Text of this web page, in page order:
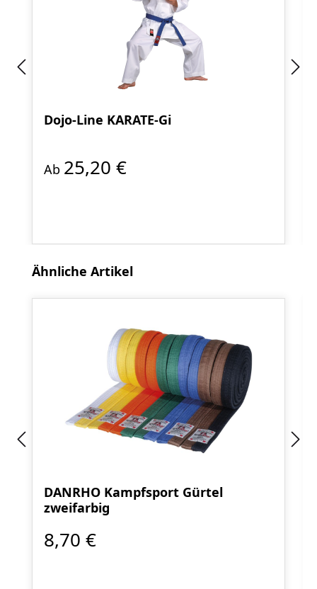
Dojo-Line KARATE-Gi
Ab 25,20 €
Produktgalerie überspringen
Ähnliche Artikel
DANRHO Kampfsport Gürtel
zweifarbig
8,70 €